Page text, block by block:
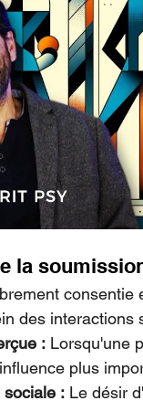
la
consentie
des interactions
: Lorsqu'une
plus
sociale : Le désir